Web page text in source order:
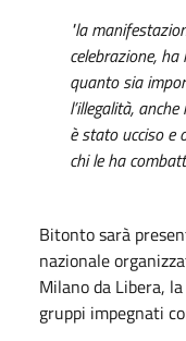
"la
celebrazione,
quanto sia
l’illegalità,
è stato ucciso e
chi le ha
Bitonto sarà
nazionale
Milano da Libera,
gruppi impegnati